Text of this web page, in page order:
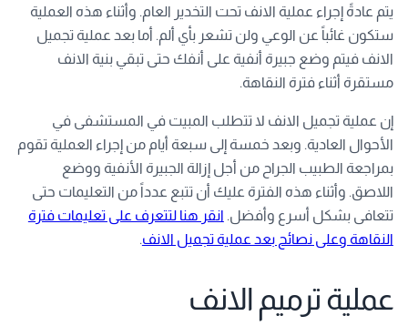
يتم عادةً إجراء عملية الانف تحت التخدير العام. وأثناء هذه العملية
ستكون غائباً عن الوعي ولن تشعر بأي ألم. أما بعد عملية تجميل
الانف فيتم وضع جبيرة أنفية على أنفك حتى تبقي بنية الانف
مستقرة أثناء فترة النقاهة.
إن عملية تجميل الانف لا تتطلب المبيت في المستشفى في
الأحوال العادية. وبعد خمسة إلى سبعة أيام من إجراء العملية تقوم
بمراجعة الطبيب الجراح من أجل إزالة الجبيرة الأنفية ووضع
اللاصق. وأثناء هذه الفترة عليك أن تتبع عدداً من التعليمات حتى
تتعافى بشكل أسرع وأفضل. انقر هنا لتتعرف على تعليمات فترة
النقاهة وعلى نصائح بعد عملية تجميل الانف.
عملية ترميم الانف